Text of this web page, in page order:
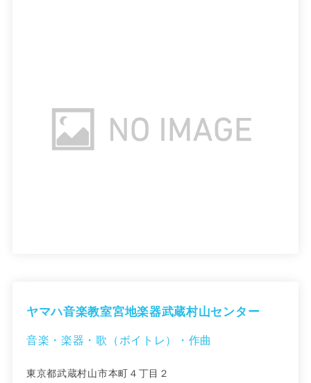
ヤマハ音楽教室宮地楽器武蔵村山センター
音楽・楽器・歌（ボイトレ）・作曲
東京都武蔵村山市本町４丁目２